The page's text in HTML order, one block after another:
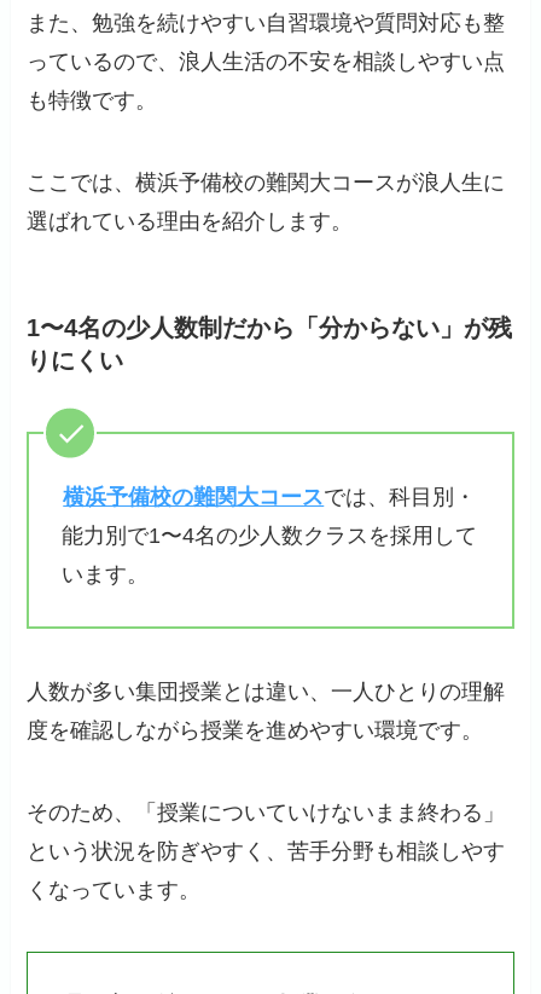
また、勉強を続けやすい自習環境や質問対応も整
っているので、浪人生活の不安を相談しやすい点
も特徴です。
ここでは、横浜予備校の難関大コースが浪人生に
選ばれている理由を紹介します。
1〜4名の少人数制だから「分からない」が残
りにくい
横浜予備校の難関大コースでは、科目別・
能力別で1〜4名の少人数クラスを採用して
います。
人数が多い集団授業とは違い、一人ひとりの理解
度を確認しながら授業を進めやすい環境です。
そのため、「授業についていけないまま終わる」
という状況を防ぎやすく、苦手分野も相談しやす
くなっています。